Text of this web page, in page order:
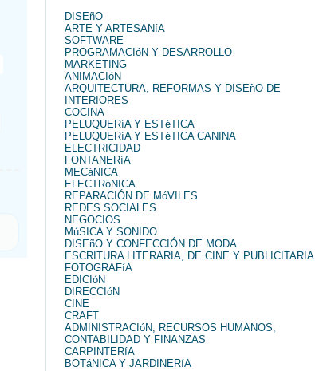
DISEñO
ARTE Y ARTESANíA
SOFTWARE
PROGRAMACIóN Y DESARROLLO
MARKETING
ANIMACIóN
ARQUITECTURA, REFORMAS Y DISEñO DE
INTERIORES
COCINA
PELUQUERíA Y ESTéTICA
PELUQUERíA Y ESTéTICA CANINA
ELECTRICIDAD
FONTANERíA
MECáNICA
ELECTRóNICA
REPARACIÓN DE MóVILES
REDES SOCIALES
NEGOCIOS
MúSICA Y SONIDO
DISEñO Y CONFECCIÓN DE MODA
ESCRITURA LITERARIA, DE CINE Y PUBLICITARIA
FOTOGRAFíA
EDICIóN
DIRECCIóN
CINE
CRAFT
ADMINISTRACIóN, RECURSOS HUMANOS,
CONTABILIDAD Y FINANZAS
CARPINTERíA
BOTáNICA Y JARDINERíA